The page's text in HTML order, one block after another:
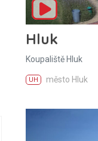
Hluk
Koupaliště Hluk
UH město Hluk